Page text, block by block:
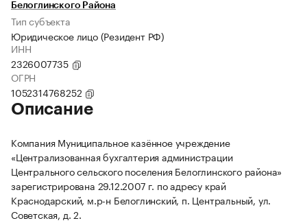
Белоглинского Района
Тип субъекта
Юридическое лицо (Резидент РФ)
ИНН
2326007735
ОГРН
1052314768252
Описание
Компания Муниципальное казённое учреждение
«Централизованная бухгалтерия администрации
Центрального сельского поселения Белоглинского района»
зарегистрирована 29.12.2007 г. по адресу край
Краснодарский, м.р-н Белоглинский, п. Центральный, ул.
Советская, д. 2.